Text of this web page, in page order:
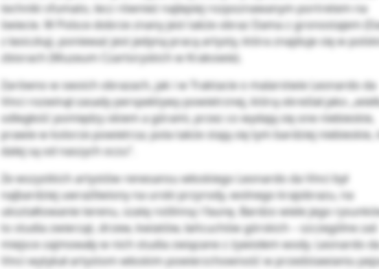
techniki sfumato, lecz również najlepiej rozpoznawanym portretem na
świecie. W Polsce dobrze znany jest także obraz Dama z gronostajem
z łasiczką), ponieważ jest jedyną pracą artysty, która znajduje się w
zbiorach (Muzeum Czartoryskich w Krakowie).
Zarówno w swoich obrazach, jak i w Traktacie o malarstwie Leonardo da
Vinci rozwinął zasady perspektywy powietrznej, którą określał jako
odległość pomiędzy okiem a górami, przez co wydają się one niebieskie,
prawie w kolorze powietrza; pola także stają się tym bardziej niebieskie,
dalej są od naszych oczu”.
Ze wszystkich artystów renesansu włoskiego Leonardo da Vinci był
najbardziej uwrażliwiony na uroki przyrody, wolnego krajobrazu, na
ukształtowanie terenu, szatę roślinną i faunę. Bardzo wiele jego
to studia zwierząt, drzew, kwiatów, łańcuchów górskich – szczególne zaś
miejsce zajmowały w nich studia związane z żywiołem wody. Leonardo
Vinci wytykał artystom włoskim powierzchowność w przedstawianiu